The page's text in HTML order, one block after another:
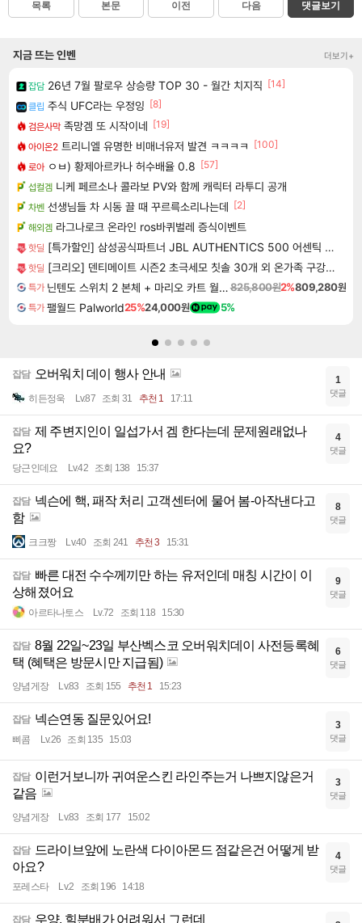
목록 본문 이전 다음 댓글보기
지금 뜨는 인벤 더보기+
잡담 26년 7월 팔로우 상승량 TOP 30 - 월간 치지직 [14]
클립 주식 UFC라는 우정잉 [8]
검은사막 족망겜 또 시작이네 [19]
아이온2 트리니엘 유명한 비매너유저 발견 ㅋㅋㅋㅋ
[100]
로아 ㅇㅂ) 황제아르카나 허수배율 0.8 [57]
섭컬겜 니케 페르소나 콜라보 PV와 함께 캐릭터 라투디 공개
차벤 선생님들 차 시동 끌 때 꾸르륵소리나는데 [2]
해외겜 라그나로크 온라인 ros바퀴벌레 증식이벤트
핫딜 [특가할인] 삼성공식파트너 JBL AUTHENTICS 500 어센틱 블루투스 스피커 본품
핫딜 [크리오] 덴티메이트 시즌2 초극세모 칫솔 30개 외 온가족 구강케어 모음전
특가 닌텐도 스위치 2 본체 + 마리오 카트 월드 + 포켓몬스터 레전드 ZA 닌텐도 스위치 2 에디션 번들825,800원2%809,280원
특가 팰월드 Palworld25%24,000원 5%
잡담 오버워치 데이 행사 안내
히든정욱 Lv.87 조회 31 추천 1 17:11
1
댓글
잡담 제 주변지인이 일섭가서 겜 한다는데 문제원래없나
요?
당근인데요 Lv.42 조회 138 15:37
4
댓글
잡담 넥슨에 핵, 패작 처리 고객센터에 물어 봄-아작낸다고
함
크크짱 Lv.40 조회 241 추천 3 15:31
8
댓글
잡담 빠른 대전 수수께끼만 하는 유저인데 매칭 시간이 이
상해졌어요
아르타나토스 Lv.72 조회 118 15:30
9
댓글
잡담 8월 22일~23일 부산벡스코 오버워치데이 사전등록혜
택 (혜택은 방문시만 지급됨)
양념게장 Lv.83 조회 155 추천 1 15:23
6
댓글
잡담 넥슨연동 질문있어요!
삐콤 Lv.26 조회 135 15:03
3
댓글
잡담 이런거보니까 귀여운스킨 라인주는거 나쁘지않은거
같음
양념게장 Lv.83 조회 177 15:02
3
댓글
잡담 드라이브앞에 노란색 다이아몬드 점같은건 어떻게 받
아요?
포레스타 Lv.2 조회 196 14:18
4
댓글
잡담 우양. 힐분배가 어려워서 그런데